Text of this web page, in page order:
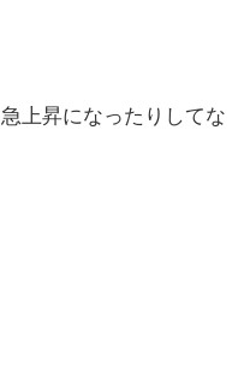
上昇になったりしてな